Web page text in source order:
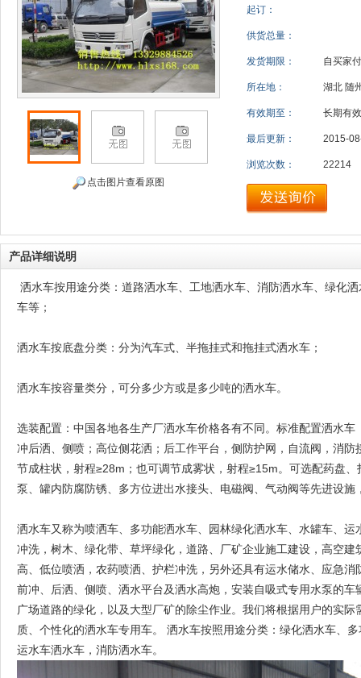
点击图片查看原图
起订：
供货总量：
发货期限： 自买家
所在地： 湖北 随
有效期至： 长期有效
最后更新： 2015-
浏览次数： 22214
产品详细说明
洒水车按用途分类：道路洒水车、工地洒水车、消防洒水车、绿化
车等；
洒水车按底盘分类：分为汽车式、半拖挂式和拖挂式洒水车；
洒水车按容量类分，可分多少方或是多少吨的洒水车。
选装配置：中国各地各生产厂洒水车价格各有不同。标准配置洒水车
冲后洒、侧喷；高位侧花洒；后工作平台，侧防护网，自流阀，消防
节成柱状，射程≥28m；也可调节成雾状，射程≥15m。可选配药盘
泵、罐内防腐防锈、多方位进出水接头、电磁阀、气动阀等先进设施
洒水车又称为喷洒车、多功能洒水车、园林绿化洒水车、水罐车、运
冲洗，树木、绿化带、草坪绿化，道路、厂矿企业施工建设，高空建
高、低位喷洒，农药喷洒、护栏冲洗，另外还具有运水储水、应急消
前冲、后洒、侧喷、洒水平台及洒水高炮，安装自吸式专用水泵的车
广场道路的绿化，以及大型厂矿的除尘作业。我们将根据用户的实际
质、个性化的洒水车专用车。 洒水车按照用途分类：绿化洒水车、
运水车洒水车，消防洒水车。